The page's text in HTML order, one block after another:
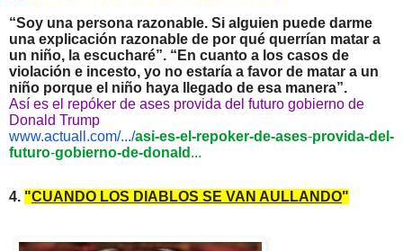
“Soy una persona razonable. Si alguien puede darme
una explicación razonable de por qué querrían matar a
un niño, la escucharé”. “En cuanto a los casos de
violación e incesto, yo no estaría a favor de matar a un
niño porque el niño haya llegado de esa manera”.
Así es el repóker de ases provida del futuro gobierno de
Donald Trump
www.actuall.com/.../asi-es-el-repoker-de-ases-provida-del-
futuro-gobierno-de-donald ...
4. "CUANDO LOS DIABLOS SE VAN AULLANDO"